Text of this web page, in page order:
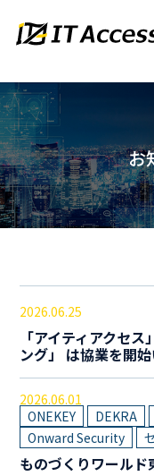
お
2026.06.25
「アイティアクセ
ング」 は協業を開始
2026.06.01
ものづくりワールド
ONEKEY DEKRA
Onward Security